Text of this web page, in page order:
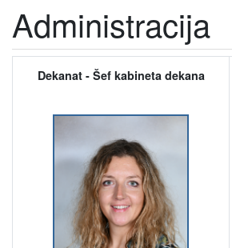
Administracija
Dekanat - Šef kabineta dekana